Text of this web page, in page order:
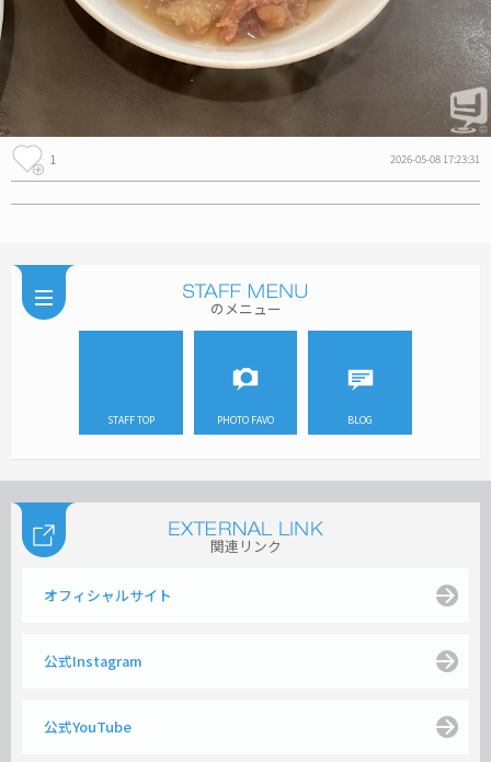
1 2026-05-08 17:23:31
のメニュー
STAFF TOP PHOTO FAVO BLOG
関連リンク
オフィシャルサイト
公式Instagram
公式YouTube